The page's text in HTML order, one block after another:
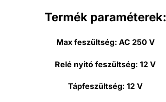
Termék paraméterek:
Max feszültség: AC 250 V
Relé nyitó feszültség: 12 V
Tápfeszültség: 12 V